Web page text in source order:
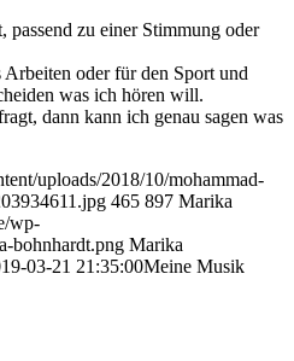
zu einer Stimmung oder
oder für den Sport und
was ich hören will.
dann kann ich genau sagen was
uploads/2018/10/mohammad-
465 897 Marika
wp-
bohnhardt.png Marika
03-21 21:35:00Meine Musik